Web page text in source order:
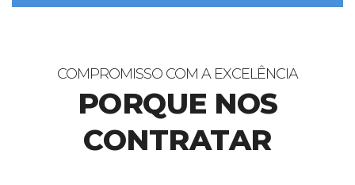
COMPROMISSO COM A EXCELÊNCIA
PORQUE NOS
CONTRATAR